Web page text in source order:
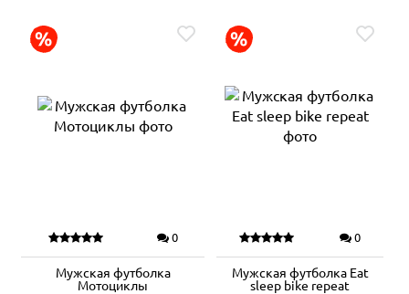
0
Мужская футболка
Мотоциклы
0
Мужская футболка Eat
sleep bike repeat